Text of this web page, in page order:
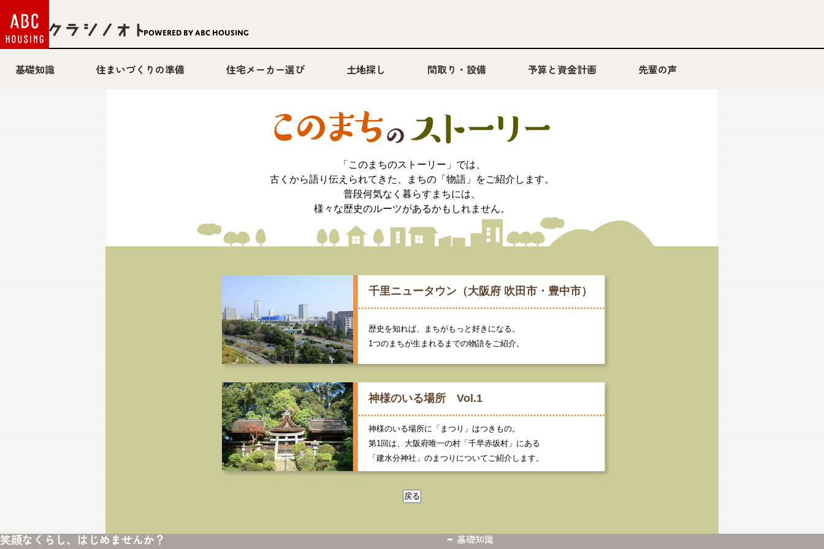
Powered by ABC HOUSING
基礎知識 住まいづくりの準備 住宅メーカー選び 土地探し 間取り・設備 予算と資金計画 先輩の声
「このまちのストーリー」では、
古くから語り伝えられてきた、まちの「物語」をご紹介します。
普段何気なく暮らすまちには、
様々な歴史のルーツがあるかもしれません。
千里ニュータウン（大阪府 吹田市・豊中市）
歴史を知れば、まちがもっと好きになる。
1つのまちが生まれるまでの物語をご紹介。
神様のいる場所 Vol.1
神様のいる場所に「まつり」はつきもの。
第1回は、大阪府唯一の村「千早赤坂村」にある
「建水分神社」のまつりについてご紹介します。
笑顔なくらし、はじめませんか？ 基礎知識